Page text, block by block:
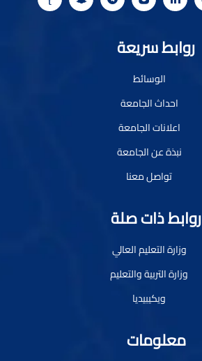
روابط سريعة
الوسائط
احداث الجامعة
اعلانات الجامعة
نبذة عن الجامعة
تواصل معنا
روابط ذات صلة
وزارة التعليم العالي
وزارة التربية والتعليم
ويكيبيديا
معلومات